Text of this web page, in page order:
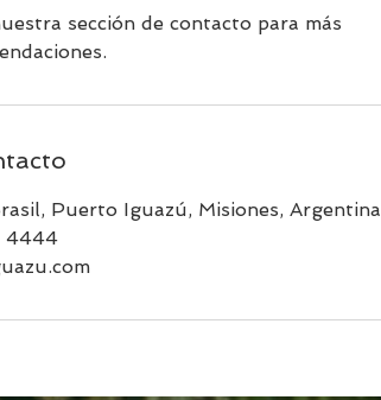
sección de contacto para más
Puerto Iguazú, Misiones, Argentina
4444